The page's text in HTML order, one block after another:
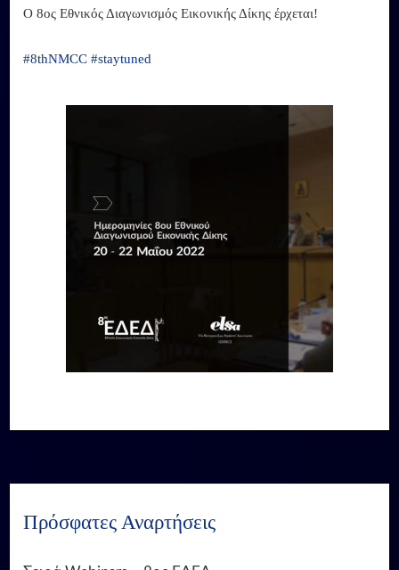
Ο 8ος Εθνικός Διαγωνισμός Εικονικής Δίκης έρχεται!
#8thNMCC #staytuned
Πρόσφατες Αναρτήσεις